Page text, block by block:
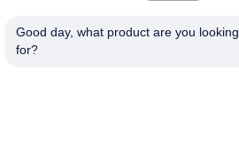
Good day, what product are you looking
for?